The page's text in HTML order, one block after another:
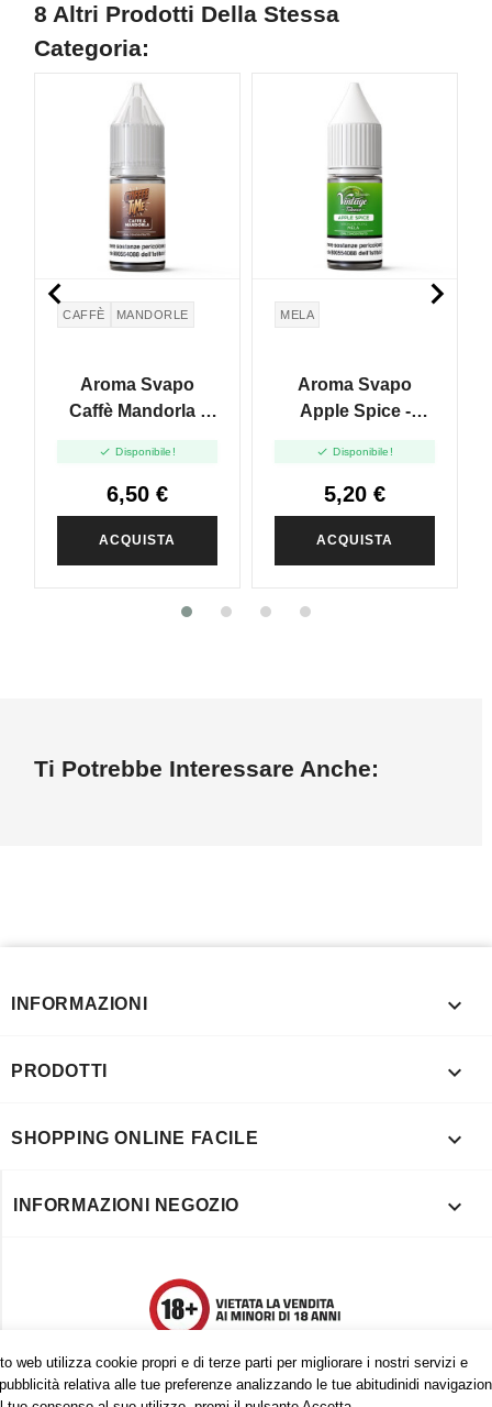
8 Altri Prodotti Della Stessa
Categoria:
CAFFÈ MANDORLE
Aroma Svapo
Caffè Mandorla -
Aroma 10ml
 Disponibile!
6,50 €
ACQUISTA
MELA
Aroma Svapo
Apple Spice -
Aroma 10ml
 Disponibile!
5,20 €
ACQUISTA
 
Ti Potrebbe Interessare Anche:
web utilizza cookie propri e di terze parti per migliorare i nostri servizi e
relativa alle tue preferenze analizzando le tue abitudinidi
INFORMAZIONI 
PRODOTTI 
SHOPPING ONLINE FACILE 
INFORMAZIONI NEGOZIO 